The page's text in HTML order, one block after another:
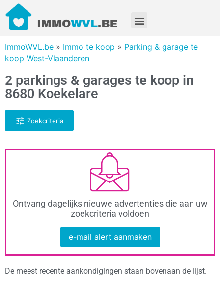
ImmoWVL.be » Immo te koop » Parking & garage te
koop West-Vlaanderen
2 parkings & garages te koop in
8680 Koekelare
Zoekcriteria
Ontvang dagelijks nieuwe advertenties die aan uw
zoekcriteria voldoen
e-mail alert aanmaken
De meest recente aankondigingen staan bovenaan de lijst.